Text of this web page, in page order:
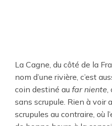
La Cagne, du côté de la
nom d’une rivière, c’est
coin destiné au far niente,
sans scrupule. Rien à voir
scrupules au contraire, où